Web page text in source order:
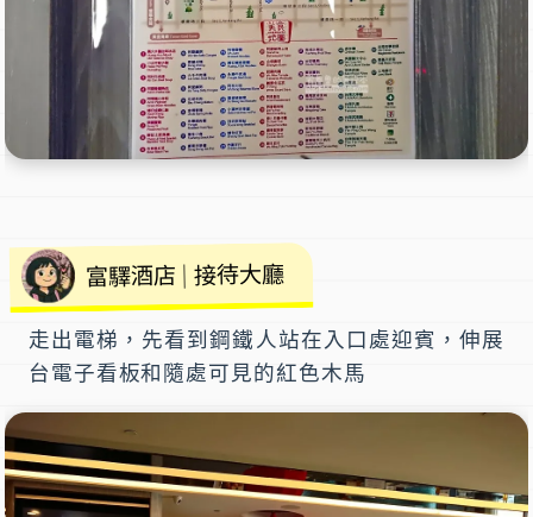
富驛酒店 | 接待大廳
走出電梯，先看到鋼鐵人站在入口處迎賓，伸展
台電子看板和隨處可見的紅色木馬